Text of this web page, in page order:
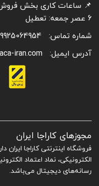
6 عصر جمعه: تعطیل
شماره تماس:
- 02128423949
آدرس ایمیل:
iran.com
مجوزهای کاراجا ایران
فروشگاه اینترنتی کاراجا
الکترونیکی، نماد اعتماد
رسانه‌های دیجیتال می‌باشد.